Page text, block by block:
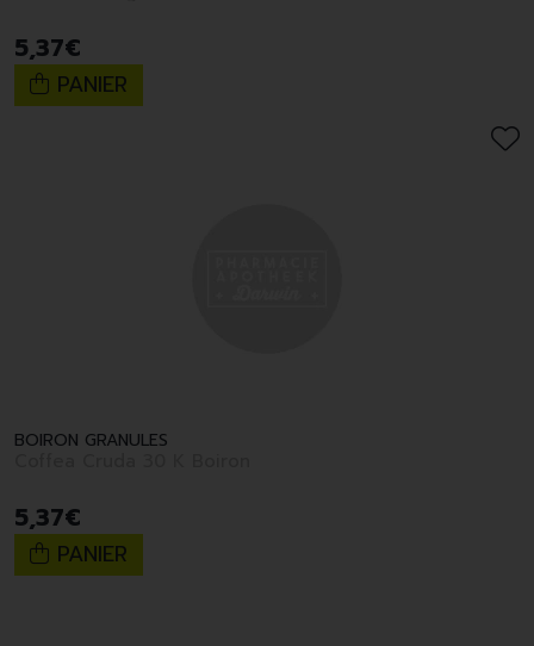
5,37€
PANIER
BOIRON GRANULES
5,37€
PANIER